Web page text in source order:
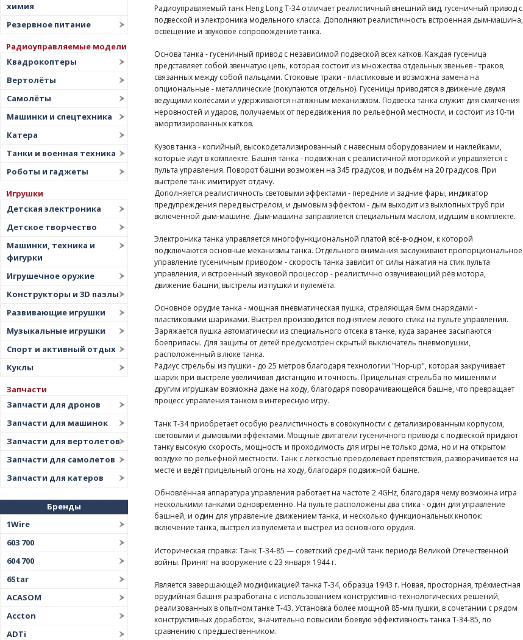
химия
Резервное питание
Радиоуправляемые модели
Квадрокоптеры
Вертолёты
Самолёты
Машинки и спецтехника
Катера
Танки и военная техника
Роботы и гаджеты
Игрушки
Детская электроника
Детское творчество
Машинки, техника и
фигурки
Игрушечное оружие
Конструкторы и 3D пазлы
Развивающие игрушки
Музыкальные игрушки
Спорт и активный отдых
Куклы
Запчасти
Запчасти для дронов
Запчасти для машинок
Запчасти для вертолетов
Запчасти для самолетов
Запчасти для катеров
Бренды
1Wire
603 700
604 700
6Star
ACASOM
Accton
ADTi
Радиоуправляемый танк Heng Long T-34 отличает реалистичный внешний вид, гусеничный привод с
подвеской и электроника модельного класса. Дополняют реалистичность встроенная дым-машина,
освещение и звуковое сопровождение танка.
Основа танка - гусеничный привод с независимой подвеской всех катков. Каждая гусеница
представляет собой звенчатую цепь, которая состоит из множества отдельных звеньев - траков,
связанных между собой пальцами. Стоковые траки - пластиковые и возможна замена на
опциональные - металлические (покупаются отдельно). Гусеницы приводятся в движение двумя
ведущими колёсами и удерживаются натяжным механизмом. Подвеска танка служит для смягчения
неровностей и ударов, получаемых от передвижения по рельефной местности, и состоит из 10-ти
амортизированных катков.
Кузов танка - копийный, высокодетализированный с навесным оборудованием и наклейками,
которые идут в комплекте. Башня танка - подвижная с реалистичной моторикой и управляется с
пульта управления. Поворот башни возможен на 345 градусов, и подъём на 20 градусов. При
выстреле танк имитирует отдачу.
Дополняется реалистичность световыми эффектами - передние и задние фары, индикатор
предупреждения перед выстрелом, и дымовым эффектом - дым выходит из выхлопных труб при
включенной дым-машине. Дым-машина заправляется специальным маслом, идущим в комплекте.
Электроника танка управляется многофункциональной платой всё-в-одном, к которой
подключаются основные механизмы танка. Отдельного внимания заслуживают пропорциональное
управление гусеничным приводом - скорость танка зависит от силы нажатия на стик пульта
управления, и встроенный звуковой процессор - реалистично озвучивающий рёв мотора,
движение башни, выстрелы из пушки и пулемёта.
Основное орудие танка - мощная пневматическая пушка, стреляющая 6мм снарядами -
пластиковыми шариками. Выстрел производится поднятием левого стика на пульте управления.
Заряжается пушка автоматически из специального отсека в танке, куда заранее засыпаются
боеприпасы. Для защиты от детей предусмотрен скрытый выключатель пневмопушки,
расположенный в люке танка.
Радиус стрельбы из пушки - до 25 метров благодаря технологии "Hop-up", которая закручивает
шарик при выстреле увеличивая дистанцию и точность. Прицельная стрельба по мишеням и
другим игрушкам возможна даже на ходу, благодаря поворачивающейся башне, что превращает
процесс управления танком в интересную игру.
Танк Т-34 приобретает особую реалистичность в совокупности с детализированным корпусом,
световыми и дымовыми эффектами. Мощные двигатели гусеничного привода с подвеской придают
танку высокую скорость, мощность и проходимость для игры не только дома, но и на открытом
воздухе по рельефной местности. Танк с лёгкостью преодолевает препятствия, разворачивается на
месте и ведёт прицельный огонь на ходу, благодаря подвижной башне.
Обновлённая аппаратура управления работает на частоте 2.4GHz, благодаря чему возможна игра
несколькими танками одновременно. На пульте расположены два стика - один для управление
башней, и один для управление движением танка, и несколько функциональных кнопок:
включение танка, выстрел из пулемёта и выстрел из основного орудия.
Историческая справка: Танк T-34-85 — советский средний танк периода Великой Отечественной
войны. Принят на вооружение c 23 января 1944 г.
Является завершающей модификацией танка Т-34, образца 1943 г. Новая, просторная, трёхместная
орудийная башня разработана с использованием конструктивно-технологических решений,
реализованных в опытном танке Т-43. Установка более мощной 85-мм пушки, в сочетании с рядом
конструктивных доработок, значительно повысили боевую эффективность танка Т-34-85, по
сравнению с предшественником.